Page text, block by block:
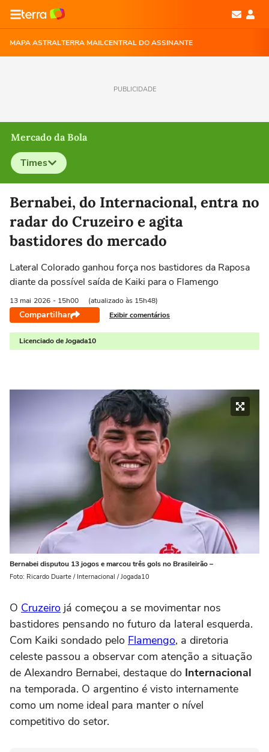
MAPA ASTRALTERRA MAILCENTRAL DO ASSINANTE
PUBLICIDADE
Mercado da Bola
Times
Selecione o time para ver as notícias
Bernabei, do Internacional, entra no
radar do Cruzeiro e agita
bastidores do mercado
Lateral Colorado ganhou força nos bastidores da Raposa
diante da possível saída de Kaiki para o Flamengo
13 mai 2026 - 15h00 (atualizado às 15h48)
Compartilhar Exibir comentários
Licenciado de Jogada10
Bernabei disputou 13 jogos e marcou três gols no Brasileirão –
Foto: Ricardo Duarte / Internacional / Jogada10
O Cruzeiro já começou a se movimentar nos
bastidores pensando no futuro da lateral esquerda.
Com Kaiki sondado pelo Flamengo, a diretoria
celeste passou a observar com atenção a situação
de Alexandro Bernabei, destaque do Internacional
na temporada. O argentino é visto internamente
como um nome ideal para manter o nível
competitivo do setor.